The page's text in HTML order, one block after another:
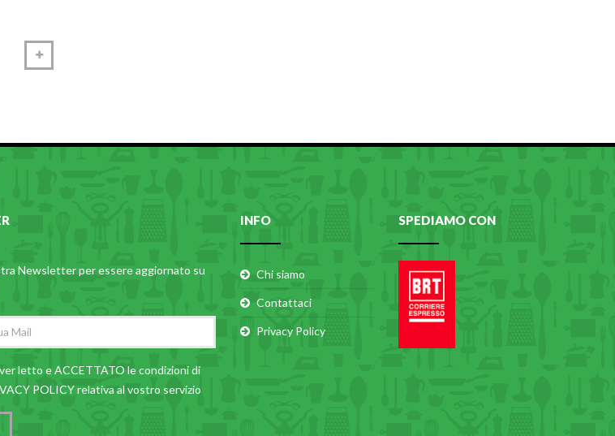
Newsletter per essere aggiornato su
letto e ACCETTATO lecondizioni di
POLICY relativa al vostro servizio
INFO
Chi siamo
Contattaci
Privacy Policy
SPEDIAMO CON